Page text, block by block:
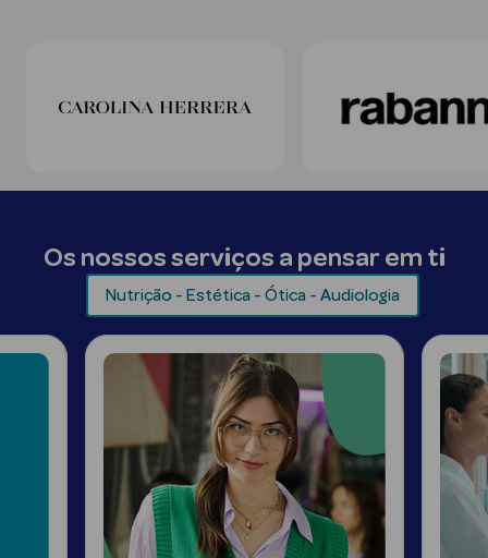
Esfoliantes
Cicatrizantes
Depilatórios
Estrias
Bronzeadores
Cuidados de
Cuidados de
Massajadores
Os nossos serviços a pensar em ti
Nutrição - Estética - Ótica - Audiologia